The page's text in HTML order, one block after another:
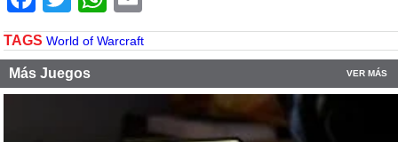
TAGS World of Warcraft
Más Juegos VER MÁS